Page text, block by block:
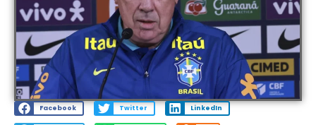
Facebook Twitter LinkedIn